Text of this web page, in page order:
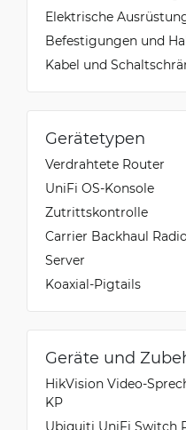
Elektrische
Befestigungen und
Kabel und
Gerätetypen
Verdrahtete Router
UniFi OS-Konsole
Zutrittskontrolle
Carrier Backhaul Radio
Server
Koaxial-Pigtails
Geräte und
HikVision Video-
KP
Ubiquiti UniFi Switch